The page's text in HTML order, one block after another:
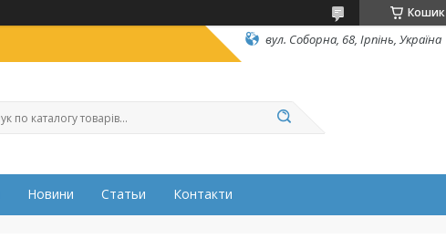
Кошик
вул. Соборна, 68, Ірпінь, Україна
Новини Статьи Контакти